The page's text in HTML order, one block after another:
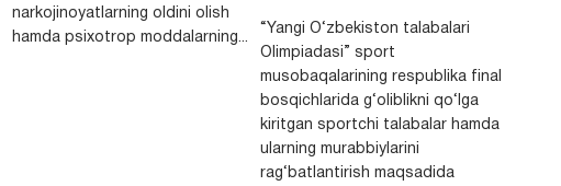
narkojinoyatlarning oldini olish
hamda psixotrop moddalarning...
“Yangi O‘zbekiston talabalari
Olimpiadasi” sport
musobaqalarining respublika final
bosqichlarida g‘oliblikni qo‘lga
kiritgan sportchi talabalar hamda
ularning murabbiylarini
rag‘batlantirish maqsadida